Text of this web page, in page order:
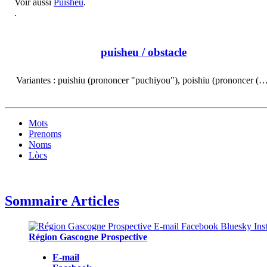
Voir aussi Puisheu.
.
puisheu / obstacle
Variantes : puishiu (prononcer "puchiyou"), poishiu (prononcer
Mots
Prenoms
Noms
Lòcs
Sommaire Articles
Région Gascogne Prospective
E-mail